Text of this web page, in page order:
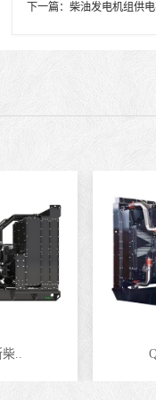
下一篇：柴油发电机组供
..